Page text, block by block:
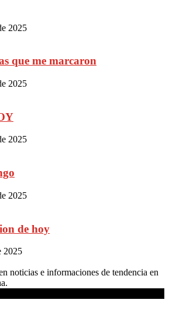
2025
que me marcaron
2025
2025
2025
de hoy
2025
noticias e informaciones de tendencia en